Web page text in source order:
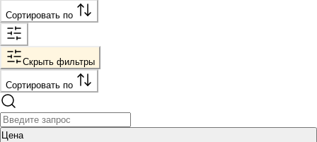
Сортировать по
Скрыть фильтры
Сортировать по
Цена